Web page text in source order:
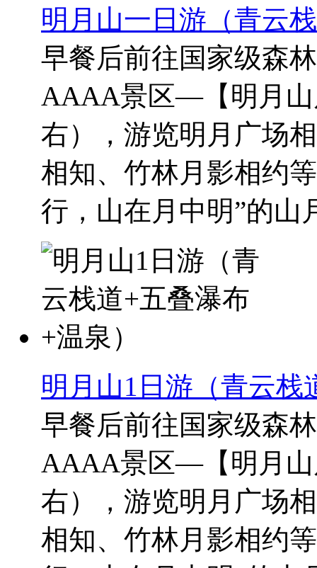
明月山一日游（青云
早餐后前往国家级森
AAAA景区—【明月山
右），游览明月广场
相知、竹林月影相约
行，山在月中明”的山
明月山1日游（青云栈
早餐后前往国家级森
AAAA景区—【明月山
右），游览明月广场
相知、竹林月影相约